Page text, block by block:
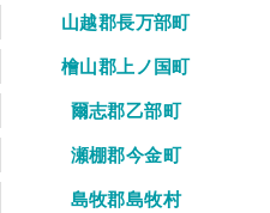
山越郡長万部町
檜山郡上ノ国町
爾志郡乙部町
瀬棚郡今金町
島牧郡島牧村